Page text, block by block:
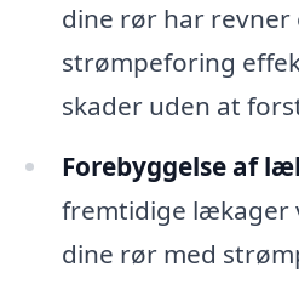
dine rør har
strømpeforing
skader uden at
Forebyggelse af
fremtidige lækager
dine rør med